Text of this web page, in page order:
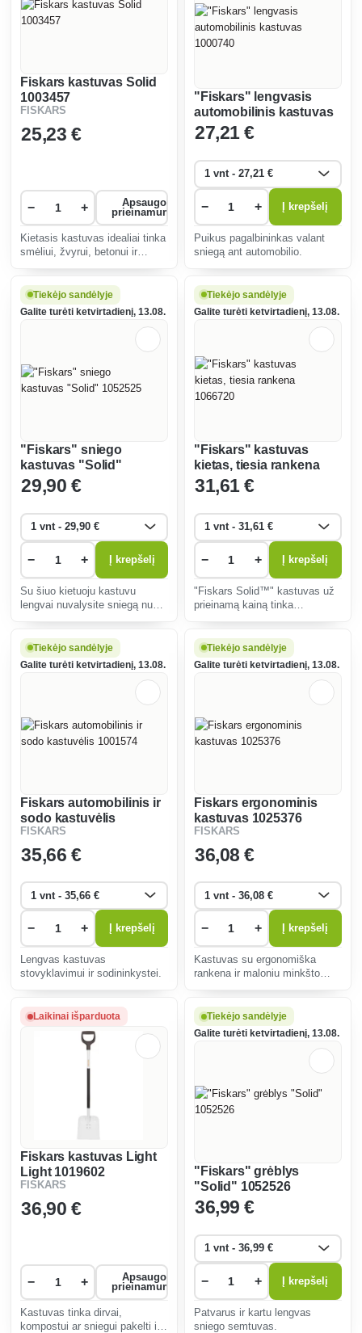
Fiskars kastuvas Solid
1003457
FISKARS
25,23 €
− +
Apsaugos
prieinamumas
Kietasis kastuvas idealiai tinka
smėliui, žvyrui, betonui ir
rankena su apskrito
skerspjūvio kotu. Darbinė dalis
"Fiskars" lengvasis
automobilinis kastuvas
1000740
27,21 €
− + Į krepšelį
Puikus pagalbininkas valant
sniegą ant automobilio.
Tiekėjo sandėlyje
Galite turėti ketvirtadienį, 13.08.
"Fiskars" sniego
kastuvas "Solid"
1052525
29,90 €
− + Į krepšelį
Su šiuo kietuoju kastuvu
lengvai nuvalysite sniegą nuo
Tiekėjo sandėlyje
Galite turėti ketvirtadienį, 13.08.
"Fiskars" kastuvas
kietas, tiesia rankena
1066720
31,61 €
− + Į krepšelį
"Fiskars Solid™" kastuvas už
prieinamą kainą tinka
Tiekėjo sandėlyje
Galite turėti ketvirtadienį, 13.08.
Fiskars automobilinis ir
sodo kastuvėlis
1001574
FISKARS
35,66 €
− + Į krepšelį
Lengvas kastuvas
stovyklavimui ir sodininkystei.
Tiekėjo sandėlyje
Galite turėti ketvirtadienį, 13.08.
Fiskars ergonominis
kastuvas 1025376
FISKARS
36,08 €
− + Į krepšelį
Kastuvas su ergonomiška
rankena ir maloniu minkšto
Laikinai išparduota
Fiskars kastuvas Light
Light 1019602
FISKARS
36,90 €
− +
Apsaugos
prieinamumas
Kastuvas tinka dirvai,
kompostui ar sniegui pakelti ir
Tiekėjo sandėlyje
Galite turėti ketvirtadienį, 13.08.
"Fiskars" grėblys
"Solid" 1052526
36,99 €
− + Į krepšelį
Patvarus ir kartu lengvas
sniego semtuvas.